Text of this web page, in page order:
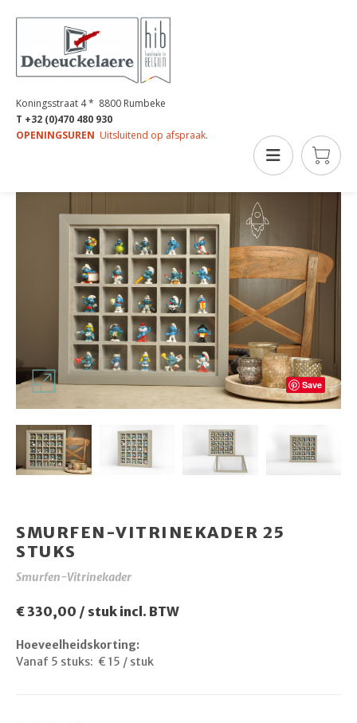
Koningsstraat 4 * 8800 Rumbeke
T +32 (0)470 480 930
OPENINGSUREN Uitsluitend op afspraak.
Save
SMURFEN-VITRINEKADER 25
STUKS
Smurfen-Vitrinekader
€ 330,00 / stuk incl. BTW
Hoeveelheidskorting:
Vanaf 5 stuks: € 15 / stuk